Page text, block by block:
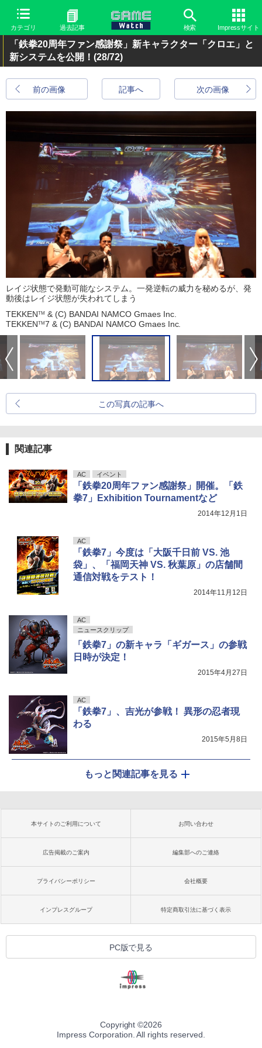
カテゴリ 過去記事 検索 Impressサイト
「鉄拳20周年ファン感謝祭」新キャラクター「クロエ」と
新システムを公開！ (28/72)
前の画像 次の画像
記事へ
レイジ状態で発動可能なシステム。一発逆転の威力を秘めるが、発
動後はレイジ状態が失われてしまう
TEKKENTM & (C) BANDAI NAMCO Gmaes Inc.
TEKKENTM7 & (C) BANDAI NAMCO Gmaes Inc.
この写真の記事へ
関連記事
AC イベント
「鉄拳20周年ファン感謝祭」開催。「鉄
拳7」Exhibition Tournamentなど
2014年12月1日
AC
「鉄拳7」今度は「大阪千日前 VS. 池
袋」、「福岡天神 VS. 秋葉原」の店舗間
通信対戦をテスト！
2014年11月12日
AC
ニュースクリップ
「鉄拳7」の新キャラ「ギガース」の参戦
日時が決定！
2015年4月27日
AC
「鉄拳7」、吉光が参戦！ 異形の忍者現
わる
2015年5月8日
もっと関連記事を見る
本サイトのご利用について お問い合わせ
広告掲載のご案内 編集部へのご連絡
プライバシーポリシー 会社概要
インプレスグループ 特定商取引法に基づく表示
PC版で見る
Copyright ©2026
Impress Corporation. All rights reserved.